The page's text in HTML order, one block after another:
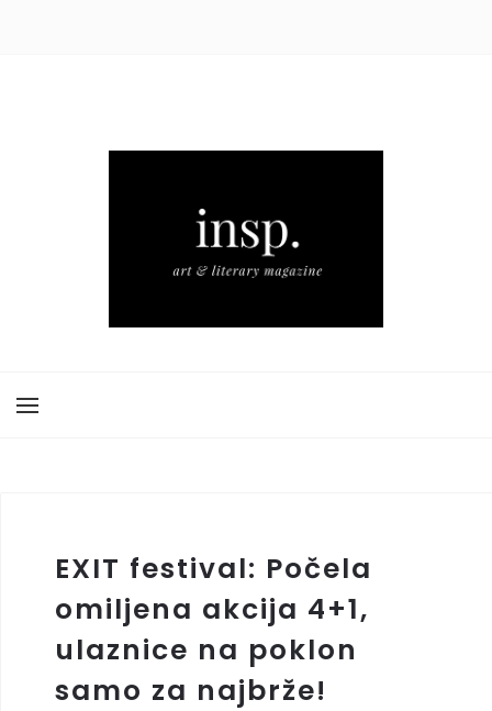
EXIT festival: Počela
omiljena akcija 4+1,
ulaznice na poklon
samo za najbrže!